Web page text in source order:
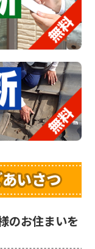
いさつ
のお住まいを